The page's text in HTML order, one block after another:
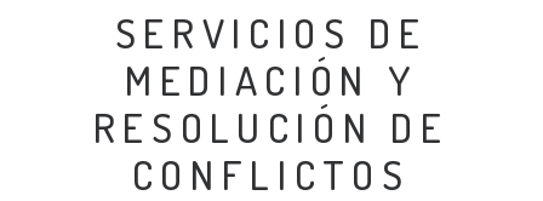
SERVICIOS DE
MEDIACIÓN Y
RESOLUCIÓN DE
CONFLICTOS